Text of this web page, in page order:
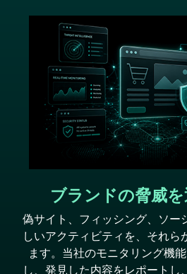
ブランドの脅威
偽サイト、フィッシング、ソー
しいアクティビティを、それら
ます。当社のモニタリング機
し、発見した内容をレポートし